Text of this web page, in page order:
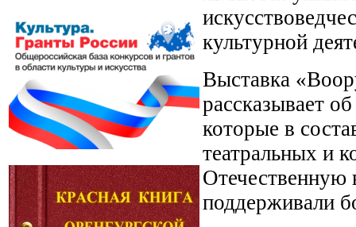
культурной
Выставка
рассказывает
которые в
театральных и
Отечественную
поддерживали